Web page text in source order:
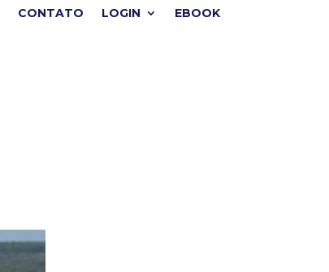
CONTATO LOGIN EBOOK